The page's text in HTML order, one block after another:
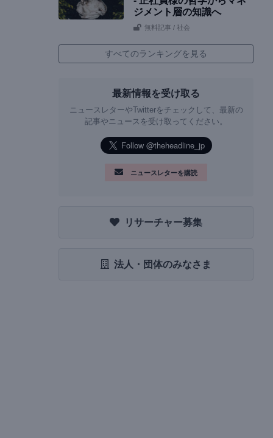
ジメント層の知識へ
無料記事 / 社会
すべてのランキングを見る
最新情報を受け取る
ニュースレターやTwitterをチェックして、最新の
記事やニュースを受け取ってください。
ニュースレターを購読
リサーチャー募集
法人・団体のみなさま